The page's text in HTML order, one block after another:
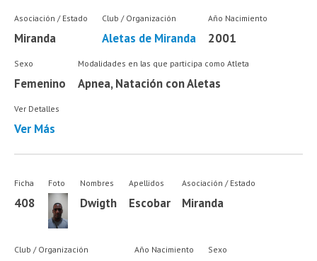
Asociación / Estado
Miranda
Club / Organización
Aletas de Miranda
Año Nacimiento
2001
Sexo
Femenino
Modalidades en las que participa como Atleta
Apnea, Natación con Aletas
Ver Detalles
Ver Más
Ficha
408
Foto Nombres
Dwigth
Apellidos
Escobar
Asociación / Estado
Miranda
Club / Organización Año Nacimiento Sexo